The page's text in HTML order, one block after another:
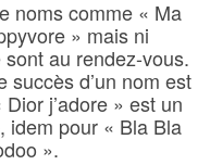
noms comme « Ma
» mais ni
sont au rendez-vous.
succès d’un nom est
j’adore » est un
idem pour « Bla Bla
».